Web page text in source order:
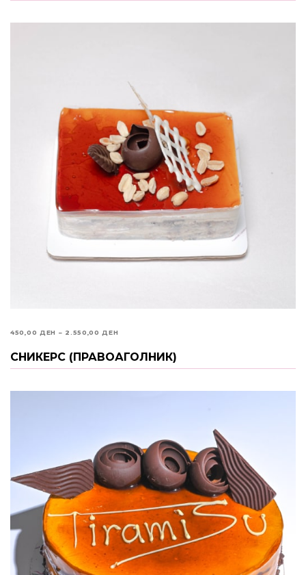
450,00 ДЕН – 2.550,00 ДЕН
450,00 ДЕН
2.550,00 ДЕН
ИЗБЕРИ ОПЦИИ
СНИКЕРС (ПРАВОАГОЛНИК)